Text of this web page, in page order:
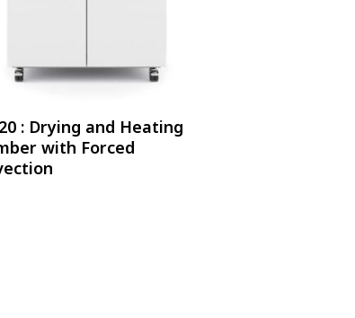
อ่านเพิ่ม
: Drying and Heating
with Forced